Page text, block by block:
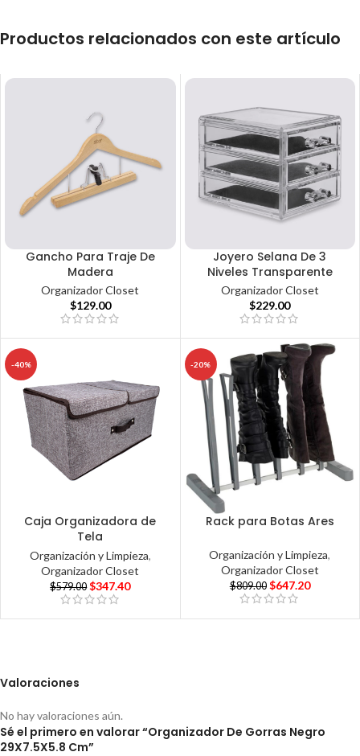
Productos relacionados con este artículo
Gancho Para Traje De
Madera
Organizador Closet
$129.00
Joyero Selana De 3
Niveles Transparente
Organizador Closet
$229.00
-40%
Caja Organizadora de
Tela
Organización y Limpieza,
Organizador Closet
$579.00 $347.40
-20%
Rack para Botas Ares
Organización y Limpieza,
Organizador Closet
$809.00 $647.20
Valoraciones
No hay valoraciones aún.
Sé el primero en valorar “Organizador De Gorras Negro
29X7.5X5.8 Cm”